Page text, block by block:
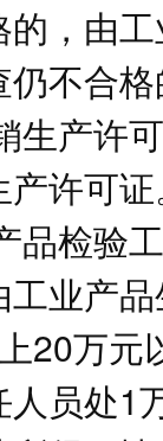
，由
不合
生产许
产许可
品检验
业产
20万
员处1